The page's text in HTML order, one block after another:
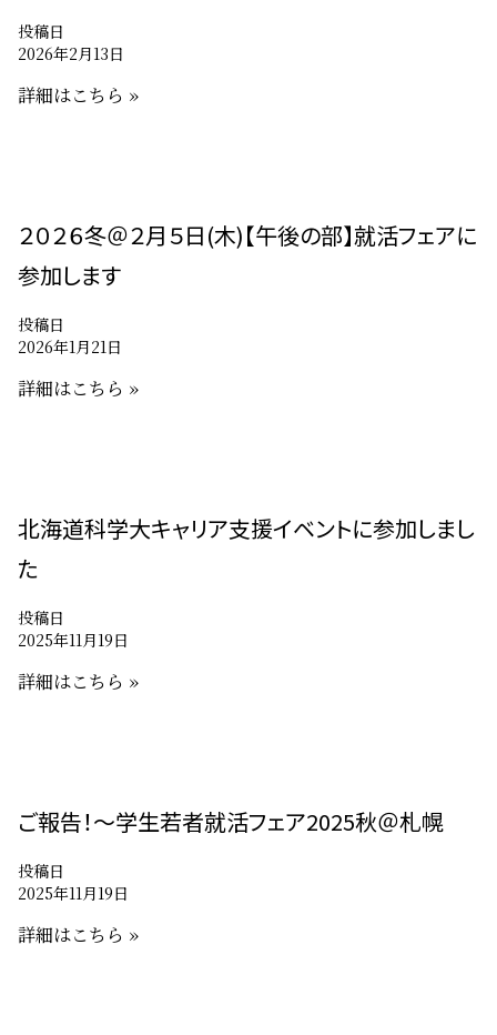
投稿日
2026年2月13日
詳細はこちら »
２０２６冬＠２月５日(木)【午後の部】就活フェアに
参加します
投稿日
2026年1月21日
詳細はこちら »
北海道科学大キャリア支援イベントに参加しまし
た
投稿日
2025年11月19日
詳細はこちら »
ご報告！～学生若者就活フェア2025秋＠札幌
投稿日
2025年11月19日
詳細はこちら »